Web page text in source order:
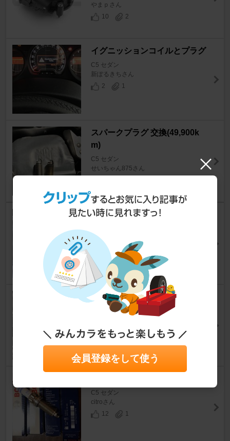
やまｐさん
10
2
イグニッションコイルとプラグ
C5 セダン
新ぽるきちさん
2
1
スパークプラグ 交換(49,900k
m)
C5 セダン
せいちゃん875さん
いりじうむる の巻（42,130k
C5 セダン
LHM-drunkerさん
コイルで黒鉛対策？・・・（4
4,547km）
LHM-drunkerさん
6
0
C5 セダン
citroさん
12
1
会員登録をして使う